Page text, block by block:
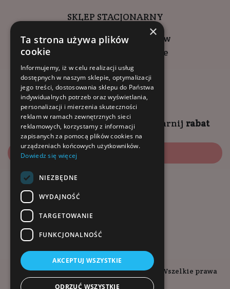
SKLEP STACJONARNY
ul. Wadowicka 6, Kraków
Kompleks Buma Square
godziny otwarcia:
9:00 - 18:00 (pon-pt)
10:00 - 14:00 (sob)
Zapisz się naNEWSLETTER zgarnij rabat
Zapisz się
Copyright © 2026. Kopalnia-Zdrowia.pl - Wszelkie prawa
×
Ta strona używa plików
cookie
Informujemy, iż w celu realizacji usług
dostępnych w naszym sklepie, optymalizacji
jego treści, dostosowania sklepu do Państwa
indywidualnych potrzeb oraz wyświetlania,
personalizacji i mierzenia skuteczności
reklam w ramach zewnętrznych sieci
reklamowych, korzystamy z informacji
zapisanych za pomocą plików cookies na
urządzeniach końcowych użytkowników.
Dowiedz się więcej
NIEZBĘDNE
WYDAJNOŚĆ
TARGETOWANIE
FUNKCJONALNOŚĆ
AKCEPTUJ WSZYSTKIE
ODRZUĆ WSZYSTKIE